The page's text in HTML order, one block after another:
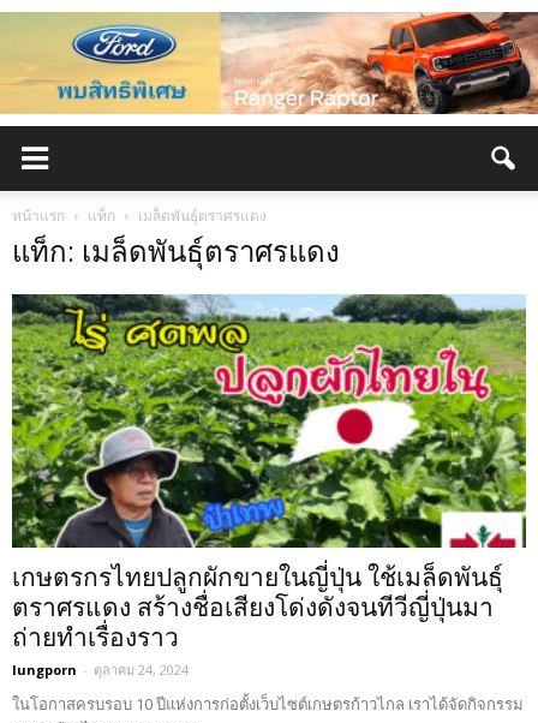
หน้าแรก แท็ก เมล็ดพันธุ์ตราศรแดง
แท็ก: เมล็ดพันธุ์ตราศรแดง
เกษตรกรไทยปลูกผักขายในญี่ปุ่น ใช้เมล็ดพันธุ์
ตราศรแดง สร้างชื่อเสียงโด่งดังจนทีวีญี่ปุ่นมา
ถ่ายทำเรื่องราว
lungporn - ตุลาคม 24, 2024
ในโอกาสครบรอบ 10 ปีแห่งการก่อตั้งเว็บไซต์เกษตรก้าวไกล เราได้จัดกิจกรรม